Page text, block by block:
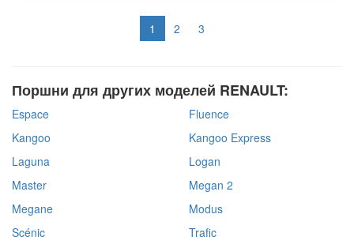
1 2 3
Поршни для других моделей RENAULT:
Espace
Fluence
Kangoo
Kangoo Express
Laguna
Logan
Master
Megan 2
Megane
Modus
Scénic
Trafic